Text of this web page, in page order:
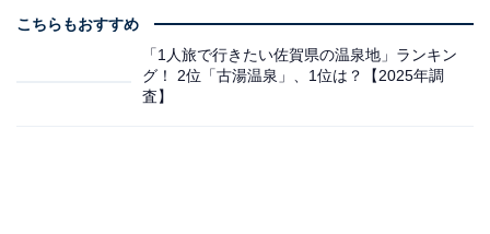
こちらもおすすめ
「1人旅で行きたい佐賀県の温泉地」ランキン
グ！ 2位「古湯温泉」、1位は？【2025年調
査】